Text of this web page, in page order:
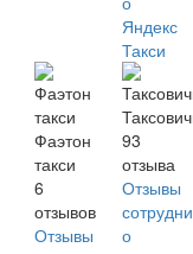
Яндекс
Такси
Фаэтон
такси
6
отзывов
Отзывы
93
отзыва
Отзывы
о